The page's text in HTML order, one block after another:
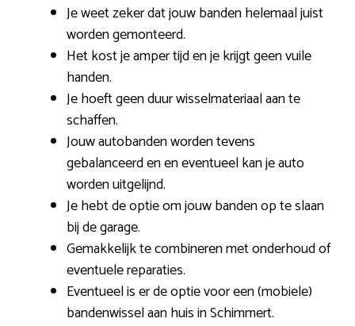
Je weet zeker dat jouw banden helemaal juist
worden gemonteerd.
Het kost je amper tijd en je krijgt geen vuile
handen.
Je hoeft geen duur wisselmateriaal aan te
schaffen.
Jouw autobanden worden tevens
gebalanceerd en en eventueel kan je auto
worden uitgelijnd.
Je hebt de optie om jouw banden op te slaan
bij de garage.
Gemakkelijk te combineren met onderhoud of
eventuele reparaties.
Eventueel is er de optie voor een (mobiele)
bandenwissel aan huis in Schimmert.